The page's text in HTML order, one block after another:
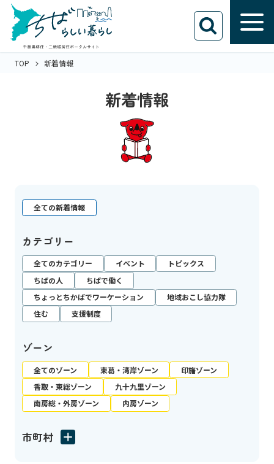
TOP 新着情報
新着情報
全ての新着情報
カテゴリー
全てのカテゴリー イベント
トピックス
ちばの人
ちばで働く
ちょっとちかばでワーケーション
地域おこし協力隊
住む
支援制度
ゾーン
全てのゾーン 東葛・湾岸ゾーン
印旛ゾーン
香取・東総ゾーン
九十九里ゾーン
南房総・外房ゾーン
内房ゾーン
市町村